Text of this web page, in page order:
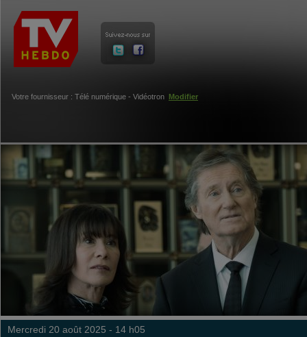
Votre fournisseur : Télé numérique - Vidéotron Modifier
mercredi 20 août 2025 - 14 h05